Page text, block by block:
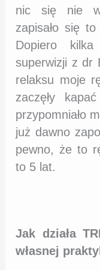
nic się nie
zapisało się
Dopiero
superwizji z dr
relaksu moje
zaczęły
przypomniało
już dawno
pewno, że to
to 5 lat.
Jak działa
własnej